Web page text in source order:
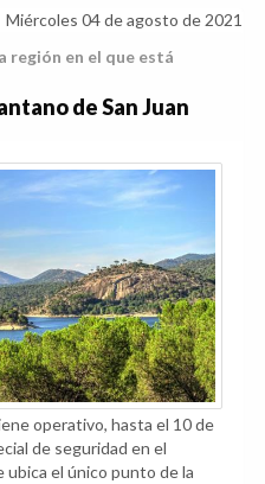
Miércoles 04 de agosto de 2021
región en el que está
de San Juan
operativo, hasta el 10 de
de seguridad en el
ubica el único punto de la